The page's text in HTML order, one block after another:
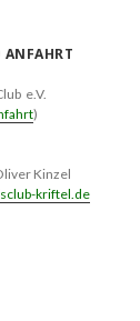
e.V.
)
Kinzel
kriftel.de